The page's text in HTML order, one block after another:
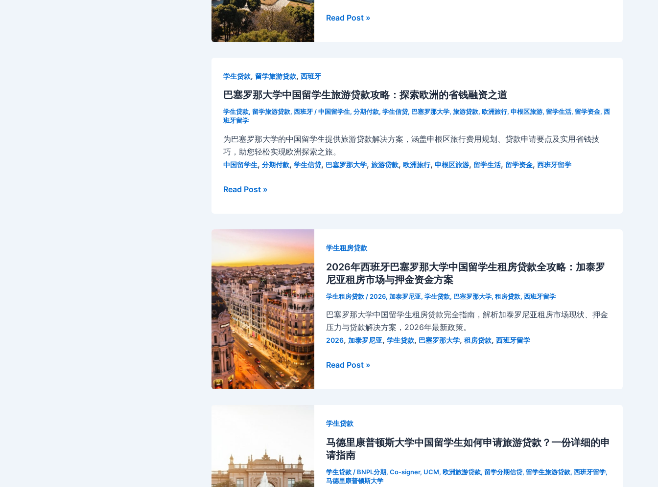
旅
转
考
试
周
论
文
季
指
巴
中
生
旅
游
南
Read Post »
学生贷款, 留学旅游贷款, 西班牙
巴塞罗那大学中国留学生旅游贷款攻略：探索欧洲的省钱融资之道
学生贷款, 留学旅游贷款, 西班牙/中国留学生, 分期付款, 学生信贷, 巴塞罗那大学, 旅游贷款, 欧洲旅行, 申根区旅游, 留学生活, 留学资金, 西
班牙留学
为巴塞罗那大学的中国留学生提供旅游贷款解决方案，涵盖申根区旅行费用规划、贷款申请要点及实用省钱技
巧，助您轻松实现欧洲探索之旅。
中国留学生, 分期付款, 学生信贷, 巴塞罗那大学, 旅游贷款, 欧洲旅行, 申根区旅游, 留学生活, 留学资金, 西班牙留学
巴
那
中
国
留
学
生
旅
游
贷
款
攻
略：
的
省
钱
Read Post »
学生租房贷款
2026年西班牙巴塞罗那大学中国留学生租房贷款全攻略：加泰罗
尼亚租房市场与押金资金方案
学生租房贷款 / 2026, 加泰罗尼亚, 学生贷款, 巴塞罗那大学, 租房贷款, 西班牙留学
巴塞罗那大学中国留学生租房贷款完全指南，解析加泰罗尼亚租房市场现状、押金
压力与贷款解决方案，2026年最新政策。
2026, 加泰罗尼亚, 学生贷款, 巴塞罗那大学, 租房贷款, 西班牙留学
2026
巴
塞
罗
大
Read Post »
学生贷款
马德里康普顿斯大学中国留学生如何申请旅游贷款？一份详细的申
请指南
学生贷款 / BNPL分期, Co-signer, UCM, 欧洲旅游贷款, 留学分期信贷, 留学生旅游贷款, 西班牙留学,
马德里康普顿斯大学